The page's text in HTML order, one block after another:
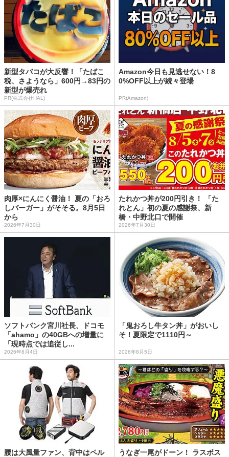
新型タバコが大反響！「たばこ
税、さようなら」600円→83円の
新型が爆売れ
PR(株式会社HAL)
Amazon今日も見逃せない！8
0%OFF以上が続々登場
PR(Amazon)
肉厚×にんにく醤油！ 夏の「おろ
しバーガー」がそそる。8月5日
から
2026年7月30日
たれかつ丼が200円引き！ 「た
れとん」初の夏の感謝祭、新
橋・中野北口で開催
2026年7月30日
ソフトバンク宮川社長、ドコモ
「ahamo」の40GBへの増量に
「現時点では追従し...
2026年8月4日
「鬼おろし牛タン丼」がおいし
そ！夏限定で1110円～
2026年8月5日
腰は大風量ファン、背中はペル
うなぎ一尾がドーン！ ラスボス